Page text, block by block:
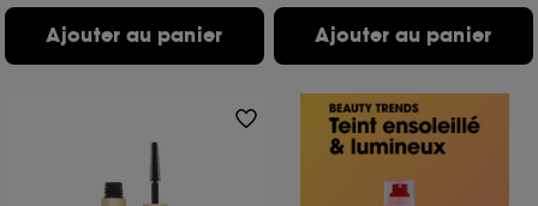
Ajouter au panier Ajouter au panier